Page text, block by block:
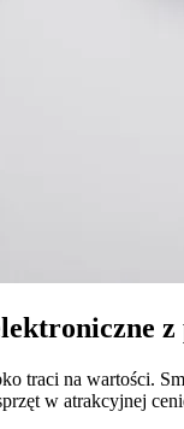
traci na wartości.
w atrakcyjnej